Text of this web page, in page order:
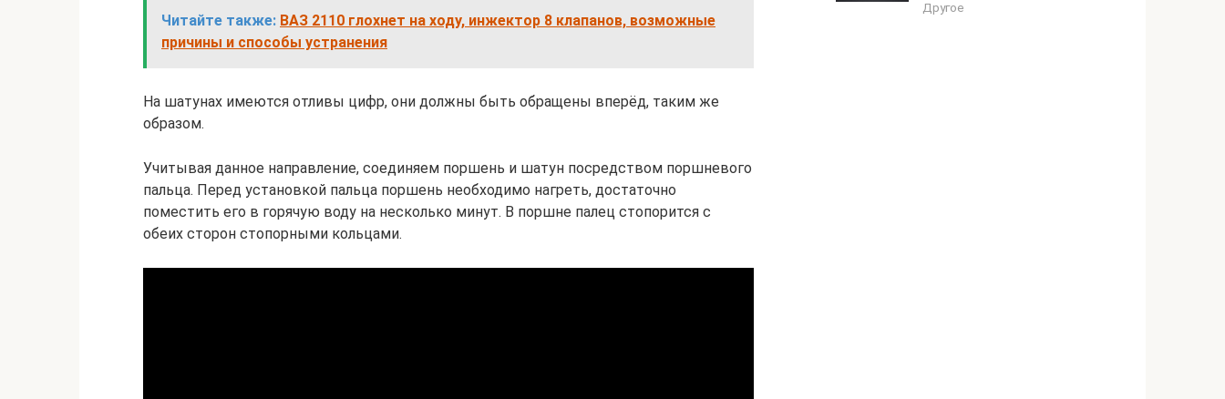
Читайте также: ВАЗ 2110 глохнет на ходу, инжектор 8 клапанов, возможные
причины и способы устранения
На шатунах имеются отливы цифр, они должны быть обращены вперёд, таким же
образом.
Учитывая данное направление, соединяем поршень и шатун посредством поршневого
пальца. Перед установкой пальца поршень необходимо нагреть, достаточно
поместить его в горячую воду на несколько минут. В поршне палец стопорится с
обеих сторон стопорными кольцами.
Другое